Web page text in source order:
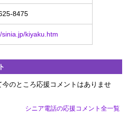
8475
sinia.jp/kiyaku.htm
今のところ応援コメントはありませ
シニア電話の応援コメント全一覧